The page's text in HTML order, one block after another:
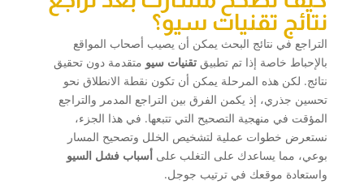
نتائج تقنيات سيو؟
التراجع في نتائج البحث يمكن أن يصيب أصحاب المواقع
بالإحباط خاصة إذا تم تطبيق تقنيات سيو متقدمة دون تحقيق
نتائج. لكن هذه المرحلة يمكن أن تكون نقطة الانطلاق نحو
تحسين جذري، إذ يكمن الفرق بين التراجع المدمر والتراجع
المؤقت في منهجية التصحيح التي تتبعها. في هذا الجزء،
نستعرض خطوات عملية لتشخيص الخلل وتصحيح المسار
بوعي، مما يساعدك على التغلب على أسباب فشل السيو
واستعادة موقعك في ترتيب جوجل.